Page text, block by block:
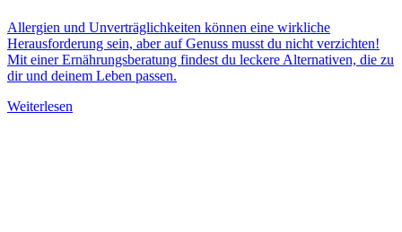
Allergien und Unverträglichkeiten können eine wirkliche
Herausforderung sein, aber auf Genuss musst du nicht verzichten!
Mit einer Ernährungsberatung findest du leckere Alternativen, die zu
dir und deinem Leben passen.
Weiterlesen